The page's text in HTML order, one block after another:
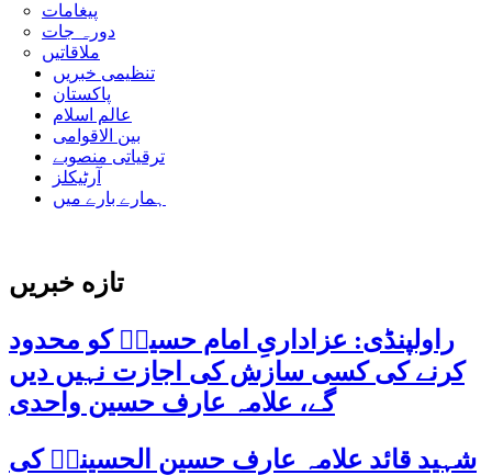
پیغامات
دورہ جات
ملاقاتیں
تنظیمی خبریں
پاکستان
عالم اسلام
بین الاقوامی
ترقیاتی منصوبے
آرٹیکلز
ہمارے بارے میں
تازه خبریں
راولپنڈی: عزاداریِ امام حسینؑ کو محدود
کرنے کی کسی سازش کی اجازت نہیں دیں
گے، علامہ عارف حسین واحدی
شہید قائد علامہ عارف حسین الحسینیؒ کی